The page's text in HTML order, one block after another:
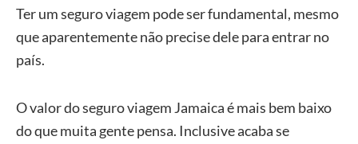
Ter um seguro viagem pode ser fundamental, mesmo
que aparentemente não precise dele para entrar no
país.
O valor do seguro viagem Jamaica é mais bem baixo
do que muita gente pensa. Inclusive acaba se